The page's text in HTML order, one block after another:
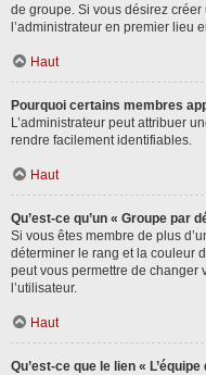
de groupe. Si vous désirez
l’administrateur en premier lieu
Haut
Pourquoi certains membres
L’administrateur peut attribuer
rendre facilement identifiables.
Haut
Qu’est-ce qu’un « Groupe par
Si vous êtes membre de plus
déterminer le rang et la couleur
peut vous permettre de changer
l’utilisateur.
Haut
Qu’est-ce que le lien «